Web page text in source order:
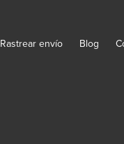
Rastrear envío Blog